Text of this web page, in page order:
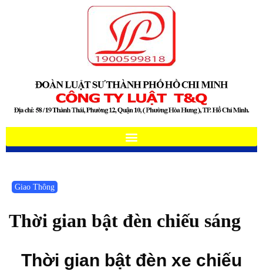
Giao Thông
Thời gian bật đèn chiếu sáng
Thời gian bật đèn xe chiếu